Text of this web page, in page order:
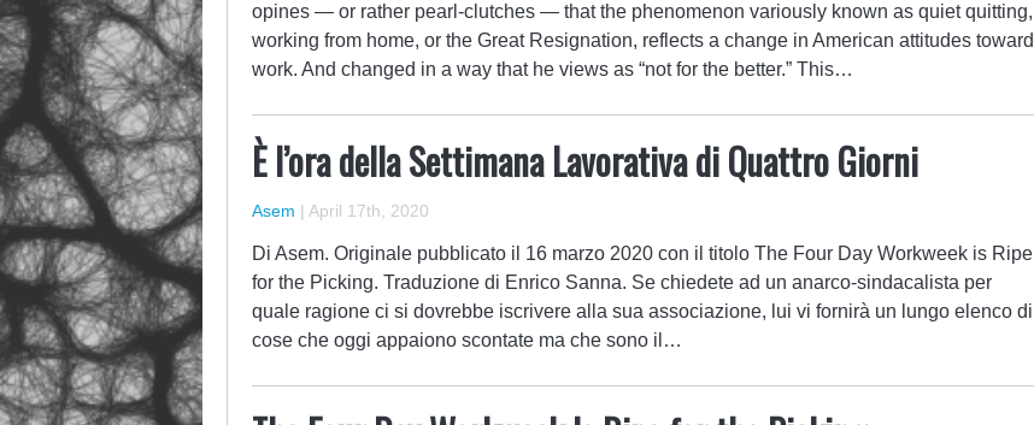
opines — or rather pearl-clutches — that the phenomenon variously known as quiet quitting,
working from home, or the Great Resignation, reflects a change in American attitudes toward
work. And changed in a way that he views as “not for the better.” This…
È l’ora della Settimana Lavorativa di Quattro Giorni
Asem | April 17th, 2020
Di Asem. Originale pubblicato il 16 marzo 2020 con il titolo The Four Day Workweek is Ripe
for the Picking. Traduzione di Enrico Sanna. Se chiedete ad un anarco-sindacalista per
quale ragione ci si dovrebbe iscrivere alla sua associazione, lui vi fornirà un lungo elenco di
cose che oggi appaiono scontate ma che sono il…